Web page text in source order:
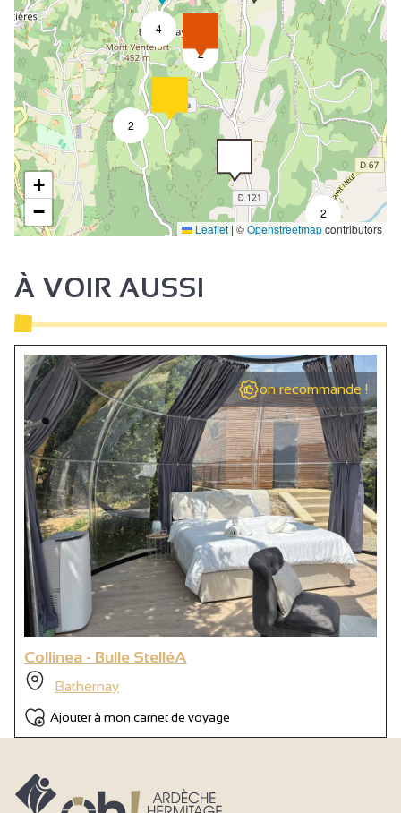
Télévision
Accès Internet privatif Wifi
Climatisation
2
2
4
2
+
−
Leaflet | ©Openstreetmapcontributors
À VOIR AUSSI
on recommande !
Collinea - Bulle StelléA
Bathernay
Ajouter à mon carnet de voyage